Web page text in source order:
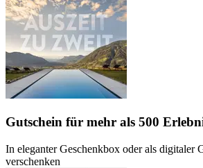
Gutschein für mehr als 500
In eleganter Geschenkbox oder als digitaler
verschenken